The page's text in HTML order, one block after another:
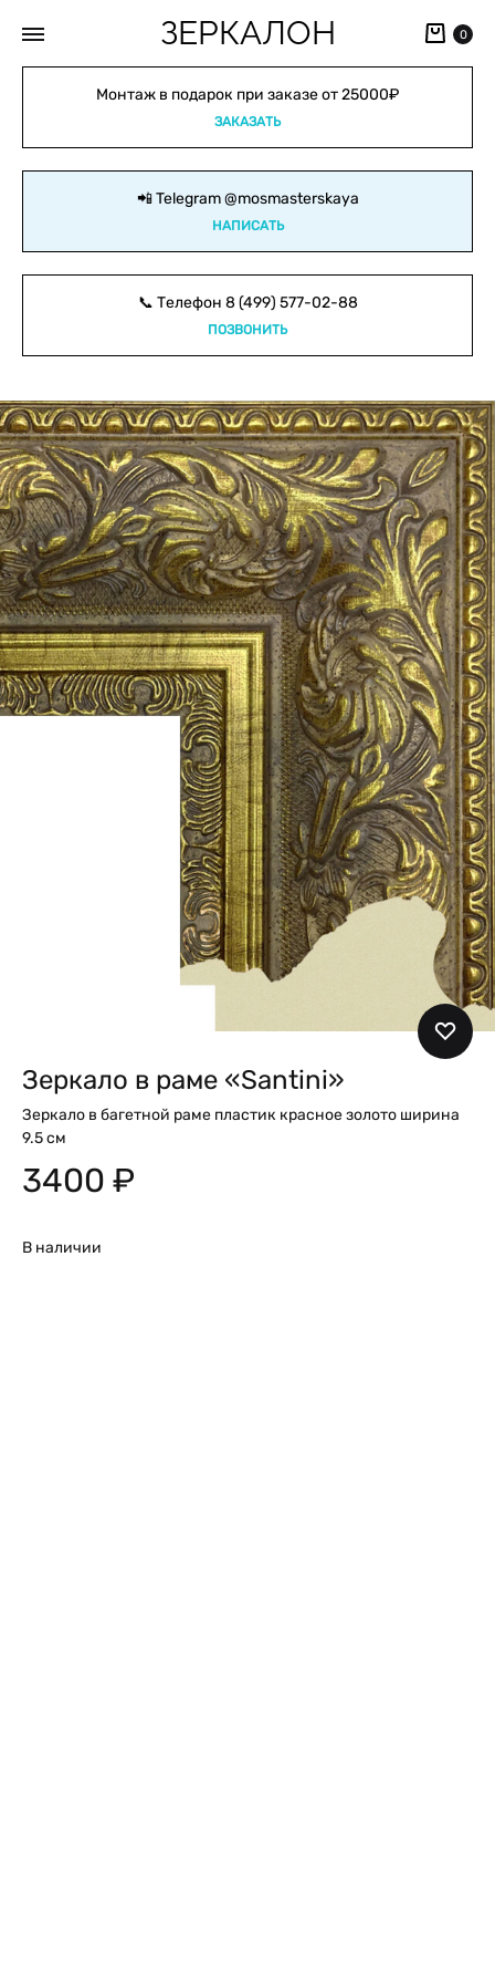
ЗЕРКАЛОН 0
Монтаж в подарок при заказе от 25000₽
ЗАКАЗАТЬ
📲 Telegram@mosmasterskaya
НАПИСАТЬ
📞 Телефон 8 (499) 577-02-88
ПОЗВОНИТЬ
Зеркало в раме «Santini»
Зеркало в багетной раме пластик красное золото ширина
9.5 см
3400 ₽
В наличии